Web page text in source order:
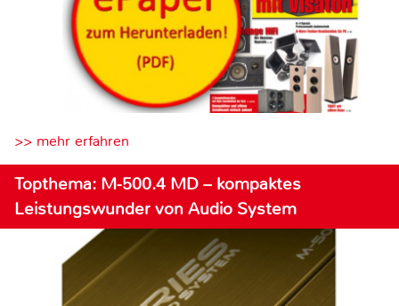
>> mehr erfahren
Topthema: M-500.4 MD – kompaktes
Leistungswunder von Audio System